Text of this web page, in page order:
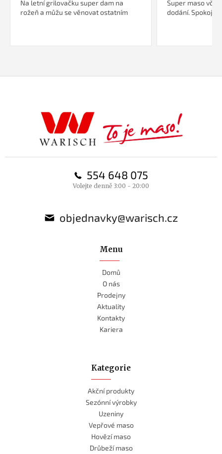
Na letní grilovačku super dam na
rožeň a můžu se věnovat ostatním
Super maso
dodání.
554 648 075
Volejte denně 3:00 - 20:00
objednavky@warisch.cz
Menu
Domů
O nás
Prodejny
Aktuality
Kontakty
Kariera
Kategorie
Akční produkty
Sezónní výrobky
Uzeniny
Vepřové maso
Hovězí maso
Drůbeží maso